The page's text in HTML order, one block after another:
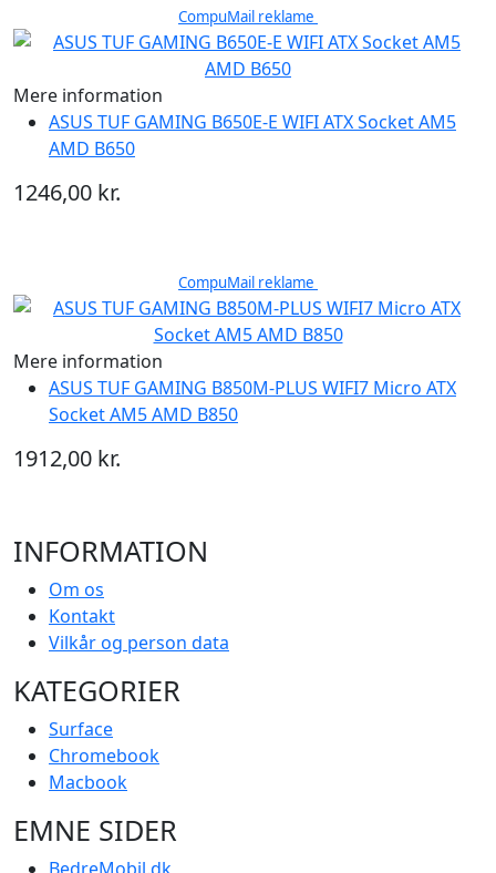
CompuMail reklame
Mere information
ASUS TUF GAMING B650E-E WIFI ATX Socket AM5
AMD B650
1246,00 kr.
CompuMail reklame
Mere information
ASUS TUF GAMING B850M-PLUS WIFI7 Micro ATX
Socket AM5 AMD B850
1912,00 kr.
INFORMATION
Om os
Kontakt
Vilkår og person data
KATEGORIER
Surface
Chromebook
Macbook
EMNE SIDER